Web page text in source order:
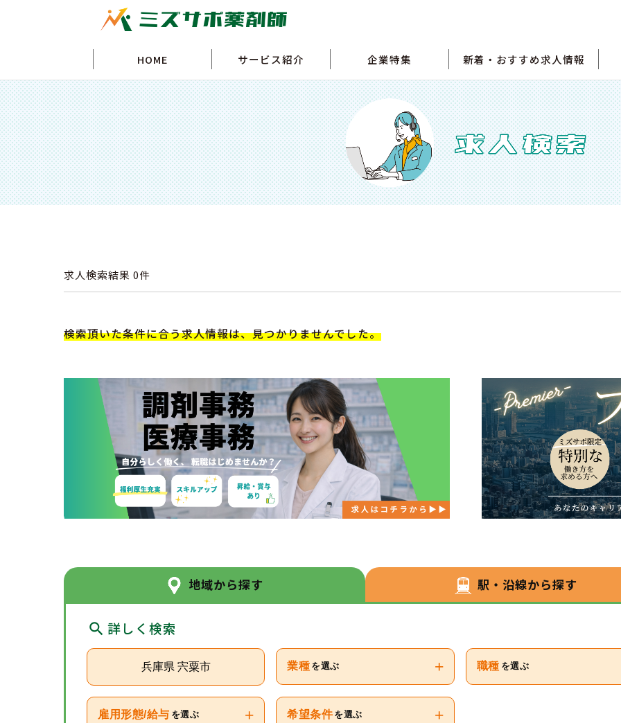
HOME サービス紹介 企業特集 新着・おすすめ求人情報
求人検索結果 0件
検索頂いた条件に合う求人情報は、見つかりませんでした。
地域から探す 駅・沿線から探す
詳しく検索
兵庫県 宍粟市 業種 を選ぶ + 職種 を選ぶ
雇用形態/給与 を選ぶ + 希望条件 を選ぶ +